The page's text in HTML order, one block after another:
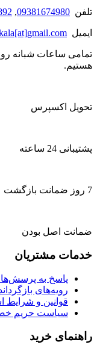
تلفن 09381674980
,
ایمیل
تمامی ساعات شبانه
هستیم.
تحویل اکسپرس
پشتیبانی 24 ساعته
7 روز ضمانت بازگشت
ضمانت اصل بودن
خدمات مشتریان
پاسخ به
رویه‌های
قوانین و شرایط
سیاست حریم
راهنمای خرید